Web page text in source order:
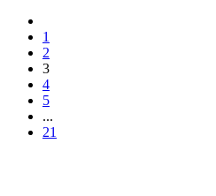
1
2
3
4
5
...
21